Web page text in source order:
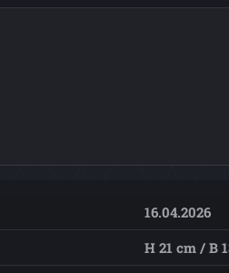
16.04.2026
H 21 cm / B